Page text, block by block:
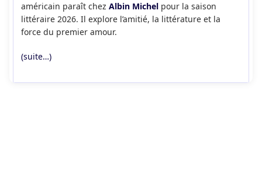
américain paraît chez Albin Michelpour la saison
littéraire 2026. Il explore l’amitié, la littérature et la
force du premier amour.
(suite…)